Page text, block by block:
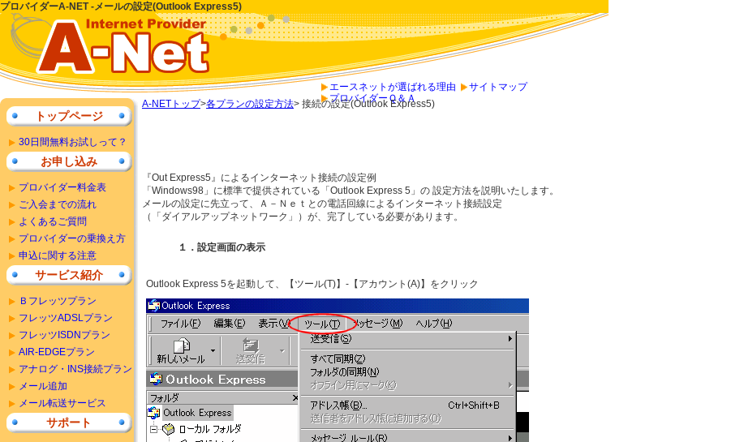
プロバイダーA-NET -メールの設定(Outlook Express5)
エースネットが選ばれる理由
サイトマップ
プロバイダーＱ＆Ａ
A-NETトップ>各プランの設定方法> 接続の設定(Outlook Express5)
『Out Express5』によるインターネット接続の設定例
「Windows98」に標準で提供されている「Outlook Express 5」の 設定方法を説明いたします。
メールの設定に先立って、Ａ－Ｎｅｔとの電話回線によるインターネット接続設定
（「ダイアルアップネットワーク」）が、完了している必要があります。
１．設定画面の表示
Outlook Express 5を起動して、【ツール(T)】-【アカウント(A)】をクリック
トップページ
30日間無料お試しって？
お申し込み
プロバイダー料金表
ご入会までの流れ
よくあるご質問
プロバイダーの乗換え方
申込に関する注意
サービス紹介
Ｂフレッツプラン
フレッツADSLプラン
フレッツISDNプラン
AIR-EDGEプラン
アナログ・INS接続プラン
メール追加
メール転送サービス
サポート